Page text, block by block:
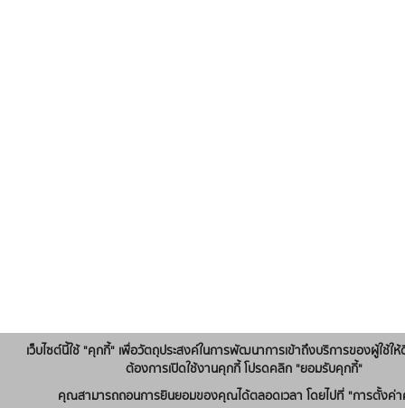
เว็บไซต์นี้ใช้ "คุกกี้" เพื่อวัตถุประสงค์ในการพัฒนาการเข้าถึงบริการของผู้ใช้ใ
ต้องการเปิดใช้งานคุกกี้ โปรดคลิก "ยอมรับคุกกี้"
คุณสามารถถอนการยินยอมของคุณได้ตลอดเวลา โดยไปที่ "การตั้งค่